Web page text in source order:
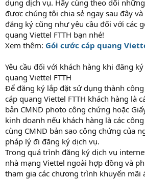
dụng dịch vụ. Hãy cùng theo dõi
được chúng tôi chia sẻ ngay sau đây
đăng ký cũng như yêu cầu đối với các
quang Viettel FTTH bạn nhé!
Xem thêm: Gói cước cáp quang
Yêu cầu đối với khách hàng khi đăng
quang Viettel FTTH
Để đăng ký lắp đặt sử dụng thành
cáp quang Viettel FTTH khách hàng là
bản CMND photo công chứng hoặc
kinh doanh nếu khách hàng là các
cùng CMND bản sao công chứng của
pháp lý đi đăng ký dịch vụ.
Trong quá trình đăng ký dịch vụ
nhà mạng Viettel ngoài hợp đồng và
tham gia các chương trình khuyến mãi